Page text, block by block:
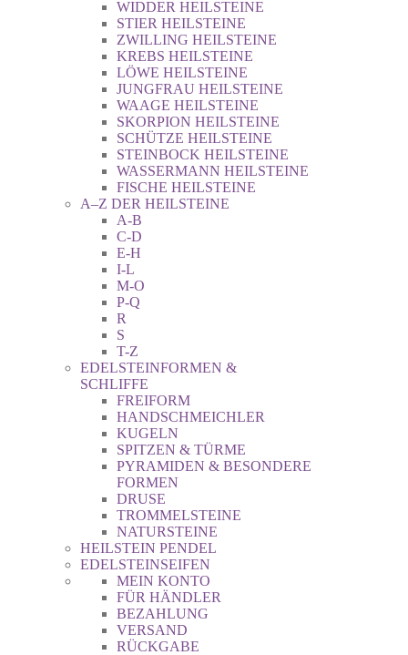
WIDDER HEILSTEINE
STIER HEILSTEINE
ZWILLING HEILSTEINE
KREBS HEILSTEINE
LÖWE HEILSTEINE
JUNGFRAU HEILSTEINE
WAAGE HEILSTEINE
SKORPION HEILSTEINE
SCHÜTZE HEILSTEINE
STEINBOCK HEILSTEINE
WASSERMANN HEILSTEINE
FISCHE HEILSTEINE
A–Z DER HEILSTEINE
A-B
C-D
E-H
I-L
M-O
P-Q
R
S
T-Z
EDELSTEINFORMEN &
SCHLIFFE
FREIFORM
HANDSCHMEICHLER
KUGELN
SPITZEN & TÜRME
PYRAMIDEN & BESONDERE
FORMEN
DRUSE
TROMMELSTEINE
NATURSTEINE
HEILSTEIN PENDEL
EDELSTEINSEIFEN
MEIN KONTO
FÜR HÄNDLER
BEZAHLUNG
VERSAND
RÜCKGABE